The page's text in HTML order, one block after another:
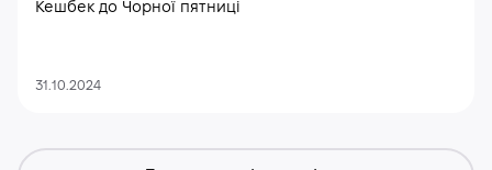
Кешбек до Чорної пятниці
31.10.2024